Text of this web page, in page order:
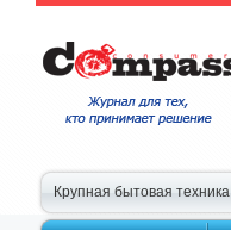
Крупная бытовая техника